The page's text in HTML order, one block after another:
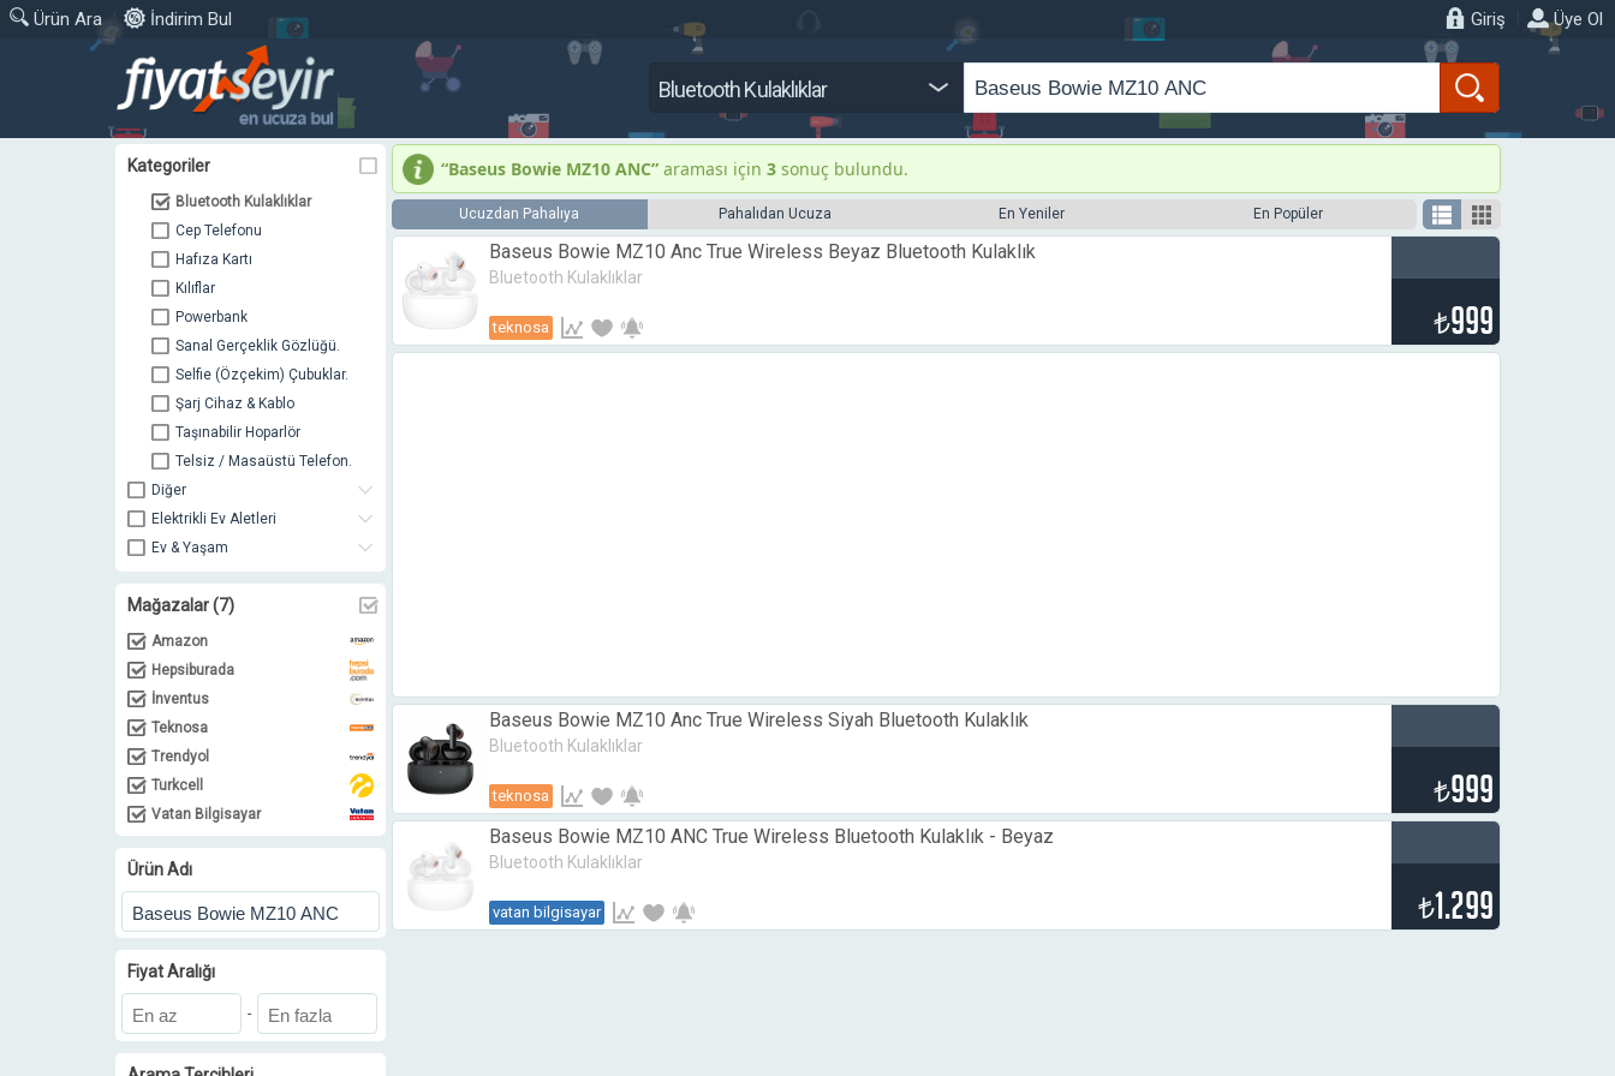
Ürün Ara İndirim Bul Üye Ol
Giriş
Bluetooth Kulaklıklar
Kategoriler
Anne Bebek Oyuncak
Beyaz Eşya
Bilgisayar & Tablet
Cep Telefonu ve Saat
Akıllı Saatler & Bileklik.
Aksesuarlar
Bluetooth Kulaklıklar
Cep Telefonu
Hafıza Kartı
Kılıflar
Powerbank
Sanal Gerçeklik Gözlüğü.
Selfie (Özçekim) Çubuklar.
Şarj Cihaz & Kablo
Taşınabilir Hoparlör
Telsiz / Masaüstü Telefon.
Diğer
Elektrikli Ev Aletleri
Ev & Yaşam
Foto & Kamera
Giyim, Ayakkabı, Aksesuar
Kırtasiye & Ofis
Konsol & Oyun
Kozmetik & Kişisel Bakım
Otomobil & Motosiklet
Petshop
Spor & Outdoor
Süpermaket
TV, Ses ve Görüntü
Yapı Market ve Hırdavat
Mağazalar(7)
Amazon
Hepsiburada
İnventus
Teknosa
Trendyol
Turkcell
Vatan Bilgisayar
Ürün Adı
Fiyat Aralığı
-
“Baseus Bowie MZ10 ANC”araması için 3sonuç bulundu.
Ucuzdan Pahalıya Pahalıdan Ucuza En Yeniler En Popüler
Baseus Bowie MZ10 Anc True Wireless Beyaz Bluetooth Kulaklık
Bluetooth Kulaklıklar
teknosa ₺999
Baseus Bowie MZ10 Anc True Wireless Siyah Bluetooth Kulaklık
Bluetooth Kulaklıklar
teknosa ₺999
Baseus Bowie MZ10 ANC True Wireless Bluetooth Kulaklık - Beyaz
Bluetooth Kulaklıklar
vatan bilgisayar ₺1.299